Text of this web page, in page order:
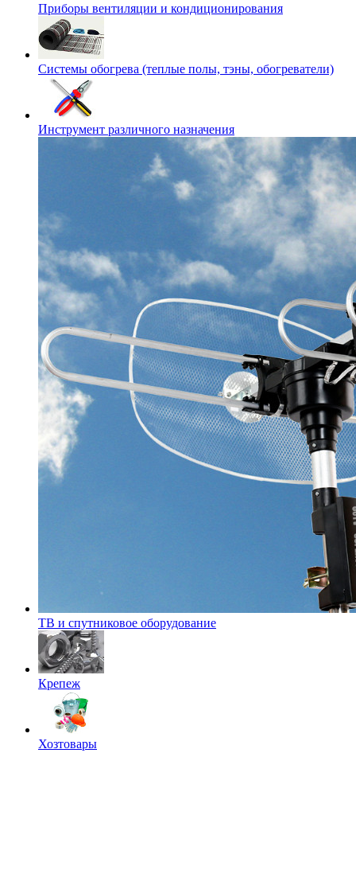
Приборы вентиляции и кондиционирования
Системы обогрева (теплые полы, тэны, обогреватели)
Инструмент различного назначения
ТВ и спутниковое оборудование
Крепеж
Хозтовары